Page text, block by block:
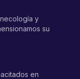
y
su
en